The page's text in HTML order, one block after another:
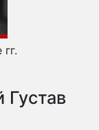
Густав